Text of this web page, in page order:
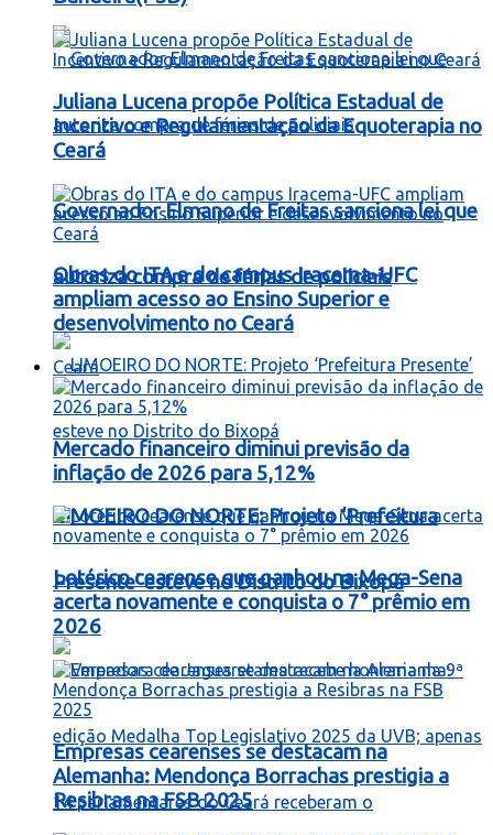
Governador Elmano de Freitas sanciona lei que
autoriza compra de férias de policiais
LIMOEIRO DO NORTE: Projeto ‘Prefeitura
Presente’ esteve no Distrito do Bixopá
Juliana Lucena propõe Política Estadual de
Incentivo e Regulamentação da Equoterapia no
Ceará
Obras do ITA e do campus Iracema-UFC
ampliam acesso ao Ensino Superior e
desenvolvimento no Ceará
Ceará
Mercado financeiro diminui previsão da
inflação de 2026 para 5,12%
Lotérico cearense que ganhou na Mega-Sena
acerta novamente e conquista o 7° prêmio em
2026
Empresas cearenses se destacam na
Alemanha: Mendonça Borrachas prestigia a
Resibras na FSB 2025